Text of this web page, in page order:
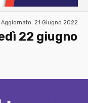
Aggiornato: 21 Giugno 2022
22 giugno